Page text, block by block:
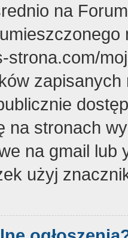
na
strona.com/
na stronach
na gmail lub
użyj